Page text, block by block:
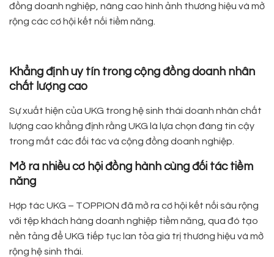
đồng doanh nghiệp, nâng cao hình ảnh thương hiệu và mở
rộng các cơ hội kết nối tiềm năng.
Khẳng định uy tín trong cộng đồng doanh nhân
chất lượng cao
Sự xuất hiện của UKG trong hệ sinh thái doanh nhân chất
lượng cao khẳng định rằng UKG là lựa chọn đáng tin cậy
trong mắt các đối tác và cộng đồng doanh nghiệp.
Mở ra nhiều cơ hội đồng hành cùng đối tác tiềm
năng
Hợp tác UKG – TOPPION đã mở ra cơ hội kết nối sâu rộng
với tệp khách hàng doanh nghiệp tiềm năng, qua đó tạo
nền tảng để UKG tiếp tục lan tỏa giá trị thương hiệu và mở
rộng hệ sinh thái.